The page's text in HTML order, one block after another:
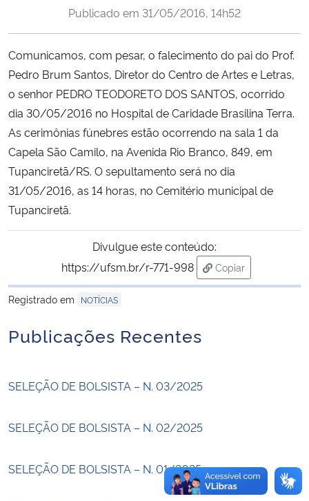
Ministério da Cidadania
Ministério da Ciência, Tecnologia, Inovações e Comunicações
Ministério do Meio Ambiente
Ministério do Turismo
Ministério do Desenvolvimento Regional
Controladoria-Geral da União
Ministério da Mulher, da Família e dos Direitos Humanos
Secretaria-Geral
Secretaria de Governo
Publicado em 31/05/2016, 14h52
Comunicamos, com pesar, o falecimento do pai do Prof.
Pedro Brum Santos, Diretor do Centro de Artes e Letras,
o senhor PEDRO TEODORETO DOS SANTOS, ocorrido
dia 30/05/2016 no Hospital de Caridade Brasilina Terra.
As cerimônias fúnebres estão ocorrendo na sala 1 da
Capela São Camilo, na Avenida Rio Branco, 849, em
Tupanciretã/RS. O sepultamento será no dia
31/05/2016, as 14 horas, no Cemitério municipal de
Tupanciretã.
Divulgue este conteúdo:
https://ufsm.br/r-771-998
Copiar
para área de
Registrado em
NOTÍCIAS
Publicações Recentes
SELEÇÃO DE BOLSISTA – N. 03/2025
SELEÇÃO DE BOLSISTA – N. 02/2025
SELEÇÃO DE BOLSISTA – N. 01/2025